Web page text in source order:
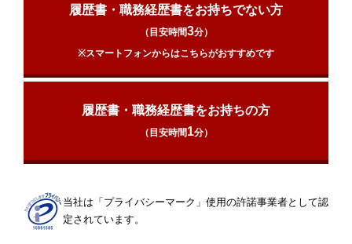
履歴書・職務経歴書をお持ちでない方
（目安時間3分）
※スマートフォンからはこちらがおすすめです
履歴書・職務経歴書をお持ちの方
（目安時間1分）
当社は「プライバシーマーク」使用の許諾事業者として認
定されています。